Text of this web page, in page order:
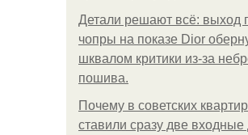
Детали решают всё: выход
чопры на показе Dior
шквалом критики из-за
пошива.
Почему в советских
ставили сразу две входные